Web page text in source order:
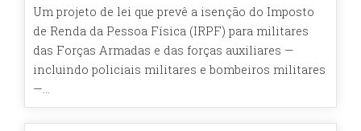
Um projeto de lei que prevê a isenção do Imposto
de Renda da Pessoa Física (IRPF) para militares
das Forças Armadas e das forças auxiliares —
incluindo policiais militares e bombeiros militares
—...